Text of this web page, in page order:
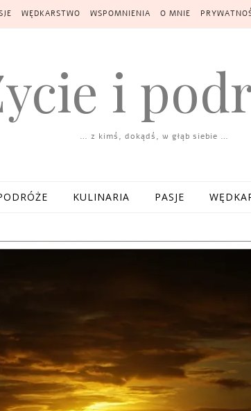
WĘDKARSTWO WSPOMNIENIA O MNIE
i
… z kimś, dokądś, w głąb siebie …
KULINARIA PASJE